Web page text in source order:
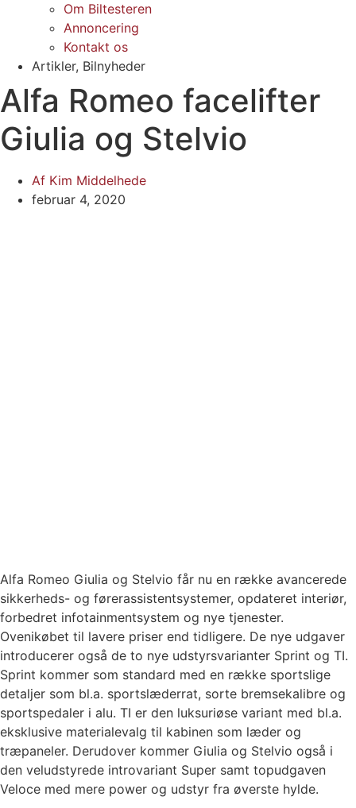
Om Biltesteren
Annoncering
Kontakt os
Artikler, Bilnyheder
Alfa Romeo facelifter
Giulia og Stelvio
Af Kim Middelhede
februar 4, 2020
Alfa Romeo Giulia og Stelvio får nu en række avancerede
sikkerheds- og førerassistentsystemer, opdateret interiør,
forbedret infotainmentsystem og nye tjenester.
Ovenikøbet til lavere priser end tidligere. De nye udgaver
introducerer også de to nye udstyrsvarianter Sprint og TI.
Sprint kommer som standard med en række sportslige
detaljer som bl.a. sportslæderrat, sorte bremsekalibre og
sportspedaler i alu. TI er den luksuriøse variant med bl.a.
eksklusive materialevalg til kabinen som læder og
træpaneler. Derudover kommer Giulia og Stelvio også i
den veludstyrede introvariant Super samt topudgaven
Veloce med mere power og udstyr fra øverste hylde.